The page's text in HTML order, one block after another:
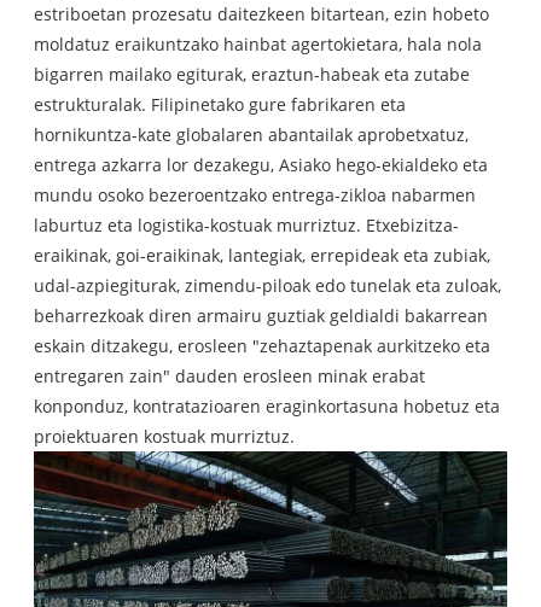
estriboetan prozesatu daitezkeen bitartean, ezin hobeto
moldatuz eraikuntzako hainbat agertokietara, hala nola
bigarren mailako egiturak, eraztun-habeak eta zutabe
estrukturalak. Filipinetako gure fabrikaren eta
hornikuntza-kate globalaren abantailak aprobetxatuz,
entrega azkarra lor dezakegu, Asiako hego-ekialdeko eta
mundu osoko bezeroentzako entrega-zikloa nabarmen
laburtuz eta logistika-kostuak murriztuz. Etxebizitza-
eraikinak, goi-eraikinak, lantegiak, errepideak eta zubiak,
udal-azpiegiturak, zimendu-piloak edo tunelak eta zuloak,
beharrezkoak diren armairu guztiak geldialdi bakarrean
eskain ditzakegu, erosleen "zehaztapenak aurkitzeko eta
entregaren zain" dauden erosleen minak erabat
konponduz, kontratazioaren eraginkortasuna hobetuz eta
proiektuaren kostuak murriztuz.